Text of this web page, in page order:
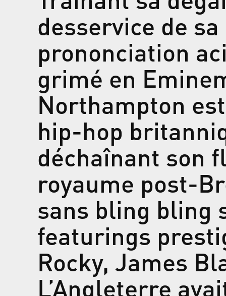
desservice de
prononciation
grimé en
Northampton
hip-hop
déchaînant son
royaume post-
sans bling bling
featurings
Rocky, James
L’Angleterre